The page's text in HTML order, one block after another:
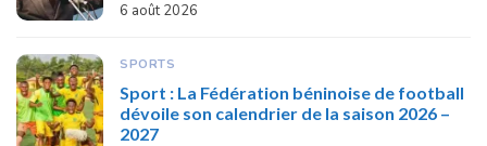
6 août 2026
SPORTS
Sport : La Fédération béninoise de football
dévoile son calendrier de la saison 2026 –
2027